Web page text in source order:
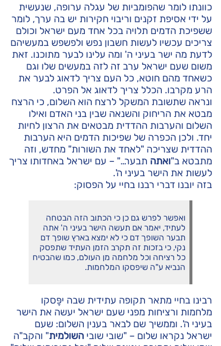
כוונתו לומר שהפומביות של עגלה ערופה, שנעשית
על ידי אסיפת זקנים וריבוי חקירות יש בה ערך, לומר
ששפיכת הדמים תלויה בכל אחד מעם ישראל וכולם
צריכים עכשיו לעשות חשבון נפש ולפשפש במעשיהם
לדעת מה ישר בעיני ה' ומה עלינו לבער מתוכנו. זאת
משום שעם ישראל ערב זה לזה במעשים שלו וגם
כשאחד מהם חוטא, כל העם צריך לדאוג לבער את
הרע מקרבו. הכלל צריך לדאוג אל הפרט.
ונראה שתשובת המשקל לרצח הוא השלום, כי הרצח
מבטא את הריחוק והשנאה שבין בני האדם ואילו
השלום והערבות ההדדית מבטאים את הרצון לחיות
יחד. ולכן הכפרה של שפיכות הדמים היא הערבות
ההדדית שצריכה "לאחד את השורות" מחדש, וזה
מתבטא ב"ואתה תבער…" – עם ישראל באחדותו צריך
לעשות את הישר בעיני ה'.
בזה יובנו דברי רבנו בחיי על הפסוק:
ואפשר לפרש גם כן כי הכתוב הזה הבטחה
לעתיד, יאמר אם תעשה הישר בעיני ה' אתה
תבער השופך דם כי לא ימצא בארץ שופך דם
נקי, כי בזכות זה תקרב הזמן העתיד שתפסק
כל רציחה וכל מלחמה מן העולם, כמו שהבטיח
הנביא ע"ה שיפסקו המלחמות.
רבינו בחיי מתאר תקופה עתידית שבה יפָּסקו
מלחמות ורציחות מפני שעם ישראל יעשה את הישר
בעיני ה'. וממשיך שם לבאר בענין השלום: שעם
ישראל נקראו שלום – "שובי שובי השולמית" והקב"ה